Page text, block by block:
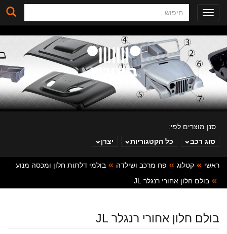
Toggle
navigation
סנן מוצרים לפי:
סוג רכב
כל הקטגוריות יצרן
ראשי קטלוג פח מרכב ושילדה
בולמי דלתות חלון ומכסה מנוע
בולם חלון אחורי רנגלר JL
בולם חלון אחורי רנגלר JL